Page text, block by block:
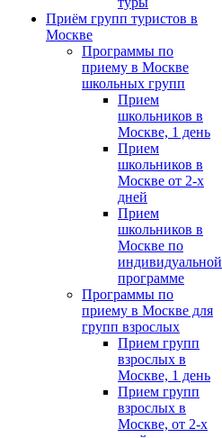
Приём групп туристов в
Москве
Программы по
приему в Москве
школьных групп
Прием
школьников в
Москве, 1 день
Прием
школьников в
Москве от 2-х
дней
Прием
школьников в
Москве по
индивидуальной
программе
Программы по
приему в Москве для
групп взрослых
Прием групп
взрослых в
Москве, 1 день
Прием групп
взрослых в
Москве, от 2-х